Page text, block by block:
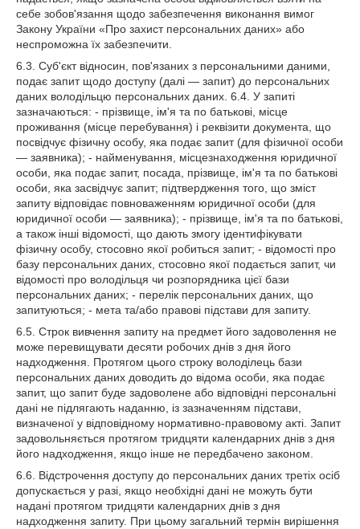
себе зобов'язання щодо забезпечення виконання вимог
Закону України «Про захист персональних даних» або
неспроможна їх забезпечити.
6.3. Суб'єкт відносин, пов'язаних з персональними даними,
подає запит щодо доступу (далі — запит) до персональних
даних володільцю персональних даних. 6.4. У запиті
зазначаються: - прізвище, ім'я та по батькові, місце
проживання (місце перебування) і реквізити документа, що
посвідчує фізичну особу, яка подає запит (для фізичної особи
— заявника); - найменування, місцезнаходження юридичної
особи, яка подає запит, посада, прізвище, ім'я та по батькові
особи, яка засвідчує запит; підтвердження того, що зміст
запиту відповідає повноваженням юридичної особи (для
юридичної особи — заявника); - прізвище, ім'я та по батькові,
а також інші відомості, що дають змогу ідентифікувати
фізичну особу, стосовно якої робиться запит; - відомості про
базу персональних даних, стосовно якої подається запит, чи
відомості про володільця чи розпорядника цієї бази
персональних даних; - перелік персональних даних, що
запитуються; - мета та/або правові підстави для запиту.
6.5. Строк вивчення запиту на предмет його задоволення не
може перевищувати десяти робочих днів з дня його
надходження. Протягом цього строку володілець бази
персональних даних доводить до відома особи, яка подає
запит, що запит буде задоволене або відповідні персональні
дані не підлягають наданню, із зазначенням підстави,
визначеної у відповідному нормативно-правовому акті. Запит
задовольняється протягом тридцяти календарних днів з дня
його надходження, якщо інше не передбачено законом.
6.6. Відстрочення доступу до персональних даних третіх осіб
допускається у разі, якщо необхідні дані не можуть бути
надані протягом тридцяти календарних днів з дня
надходження запиту. При цьому загальний термін вирішення